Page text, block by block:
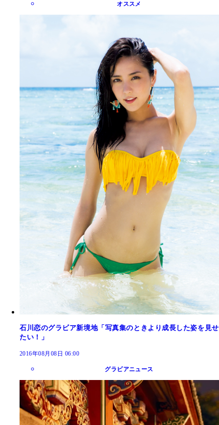
オススメ
石川恋のグラビア新境地「写真集のときより成長した姿を見せ
たい！」
2016年08月08日 06:00
グラビアニュース